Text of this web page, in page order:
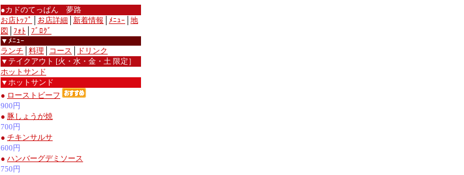
●カドのてっぱん 夢路
お店ﾄｯﾌﾟ
お店詳細 新着情報 ﾒﾆｭｰ
地
図
ﾌｫﾄ
ﾌﾞﾛｸﾞ
▼ﾒﾆｭｰ
ランチ
料理 コース
ドリンク
▼テイクアウト [火・水・金・土 限定］
ホットサンド
▼ホットサンド
● ローストビーフ
900円
● 豚しょうが焼
700円
● チキンサルサ
600円
● ハンバーグデミソース
750円